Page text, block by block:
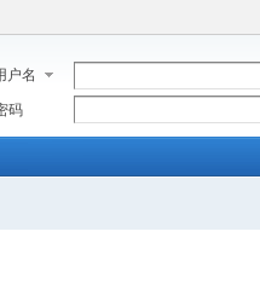
户名
码